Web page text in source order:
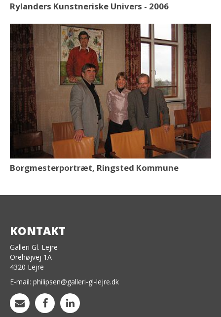
Rylanders Kunstneriske Univers - 2006
Borgmesterportræt, Ringsted Kommune
KONTAKT
Galleri Gl. Lejre
Orehøjvej 1A
4320 Lejre
E-mail: philipsen@galleri-gl-lejre.dk